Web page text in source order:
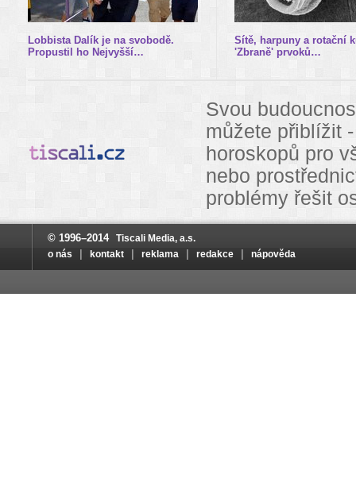
Lobbista Dalík je na svobodě.
Propustil ho Nejvyšší…
Sítě, harpuny a rotační
'Zbraně' prvoků…
Svou
můžete přiblížit
horoskopů pro
nebo
problémy řešit
© 1996–2014 Tiscali Media, a.s.
o nás
kontakt reklama redakce nápověda